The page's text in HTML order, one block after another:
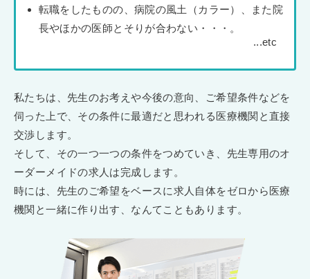
転職をしたものの、病院の風土（カラー）、また院
長やほかの医師とそりが合わない・・・。
私たちは、先生のお考えや今後の意向、ご希望条件などを
伺った上で、その条件に最適だと思われる医療機関と直接
交渉します。
そして、その一つ一つの条件をつめていき、先生専用のオ
ーダーメイドの求人は完成します。
時には、先生のご希望をベースに求人自体をゼロから医療
機関と一緒に作り出す、なんてこともあります。